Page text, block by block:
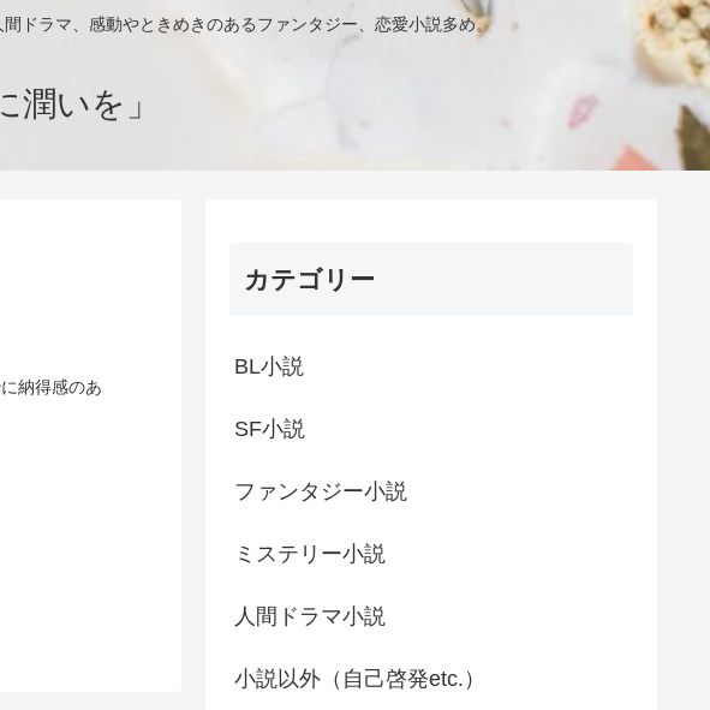
ドラマ、感動やときめきのあるファンタジー、恋愛小説多め。
いを」
納得感のあ
カテゴリー
BL小説
SF小説
ファンタジー小説
ミステリー小説
人間ドラマ小説
小説以外（自己啓発etc.）